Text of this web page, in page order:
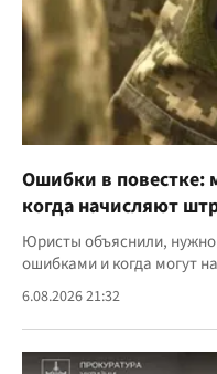
Ошибки в повестке:
когда начисляют
Юристы объяснили, нужно
ошибками и когда могут
6.08.2026 21:32